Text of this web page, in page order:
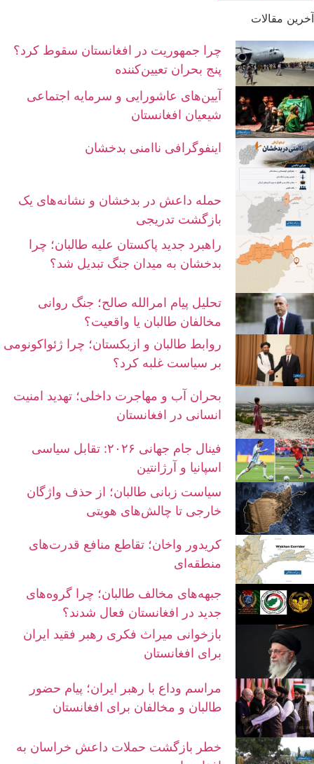
آخرین مقالات
چرا جمهوریت در افغانستان سقوط کرد؟
پنج بحران تعیین‌کننده
آیین‌های عاشورایی و سرمایه اجتماعی
شیعیان افغانستان
اینفوگرافی ناامنی بدخشان
حمله داعش در بدخشان و نشانه‌های یک
بازگشت تدریجی
راهبرد جدید پاکستان علیه طالبان؛ چرا
بدخشان به میدان جنگ تبدیل شد؟
تحلیل پیام امرالله صالح؛ جنگ روانی
مخالفان طالبان یا واقعیت؟
روابط طالبان و ازبکستان؛ چرا ژئواکونومی
بر سیاست غلبه کرد؟
بحران آب و مهاجرت داخلی؛ تهدید امنیت
انسانی در افغانستان
فینال جام جهانی ۲۰۲۶: تقابل سیاسی
اسپانیا و آرژانتین
سیاست زبانی طالبان؛ از حذف واژگان
خارجی تا چالش‌های هویتی
کریدور واخان؛ تقاطع منافع قدرت‌های
منطقه‌ای
جبهه‌های مخالف طالبان؛ چرا گروه‌های
جدید در افغانستان فعال شدند؟
بازخوانی میراث فکری رهبر فقید ایران
برای افغانستان
مراسم وداع با رهبر ایران؛ پیام حضور
طالبان و مخالفان برای افغانستان
خطر بازگشت حملات داعش خراسان به